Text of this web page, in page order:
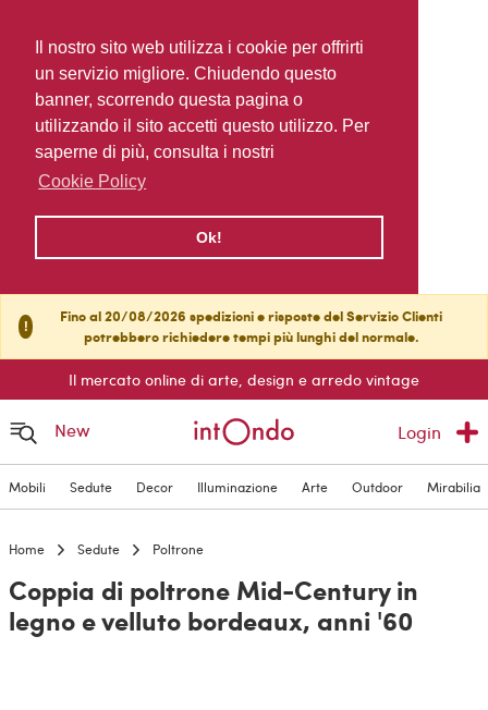
Il nostro sito web utilizza i cookie per offrirti
un servizio migliore. Chiudendo questo
banner, scorrendo questa pagina o
utilizzando il sito accetti questo utilizzo. Per
saperne di più, consulta i nostri
Cookie Policy
Ok!
!
Fino al 20/08/2026 spedizioni e risposte del Servizio Clienti
potrebbero richiedere tempi più lunghi del normale.
Il mercato online di arte, design e arredo vintage
New Login
Mobili Sedute Decor Illuminazione Arte Outdoor Mirabilia
Home Sedute Poltrone
Coppia di poltrone Mid-Century in
legno e velluto bordeaux, anni '60